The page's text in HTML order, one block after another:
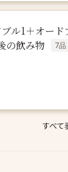
ル1＋オード
の飲み物
7品
すべて